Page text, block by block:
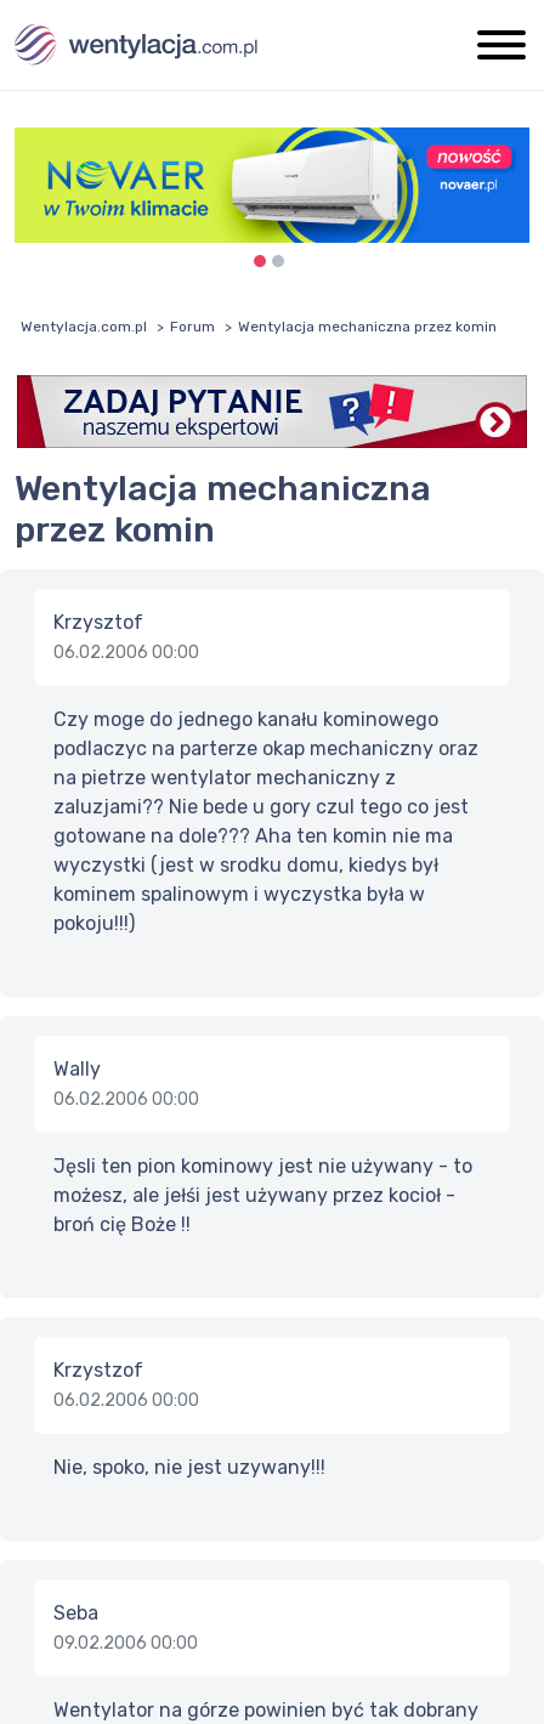
Wentylacja.com.pl Forum Wentylacja mechaniczna przez komin
Wentylacja mechaniczna
przez komin
Krzysztof
06.02.2006 00:00
Czy moge do jednego kanału kominowego
podlaczyc na parterze okap mechaniczny oraz
na pietrze wentylator mechaniczny z
zaluzjami?? Nie bede u gory czul tego co jest
gotowane na dole??? Aha ten komin nie ma
wyczystki (jest w srodku domu, kiedys był
kominem spalinowym i wyczystka była w
pokoju!!!)
Wally
06.02.2006 00:00
Jęsli ten pion kominowy jest nie używany - to
możesz, ale jełśi jest używany przez kocioł -
broń cię Boże !!
Krzystzof
06.02.2006 00:00
Nie, spoko, nie jest uzywany!!!
Seba
09.02.2006 00:00
Wentylator na górze powinien być tak dobrany